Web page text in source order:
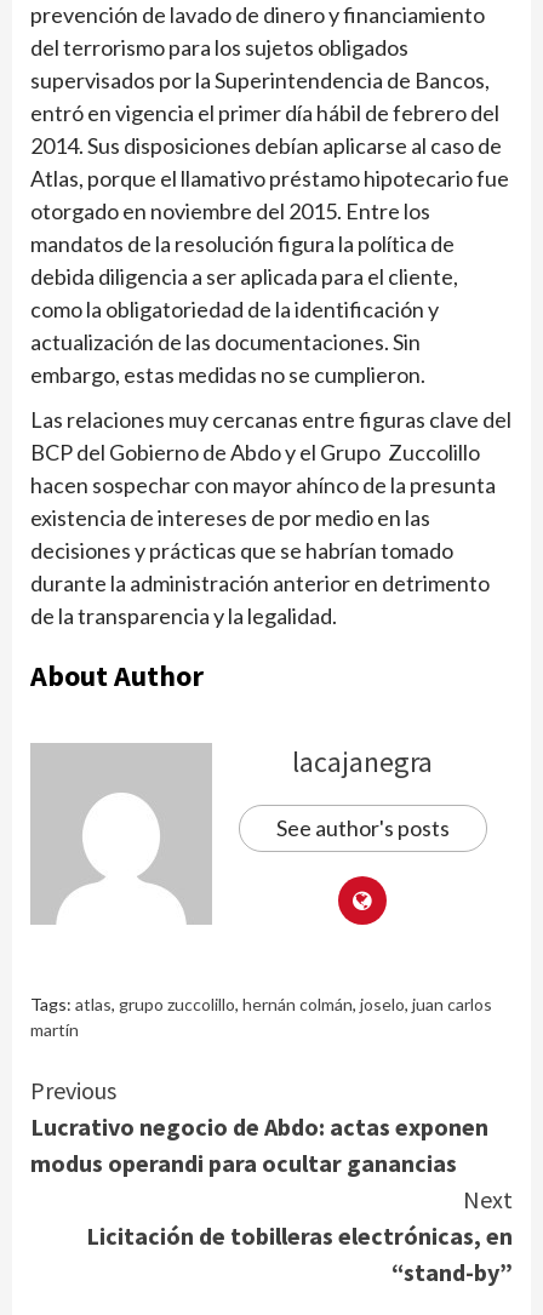
prevención de lavado de dinero y finan­ciamiento
del terrorismo para los sujetos obligados
supervisados por la Superintendencia de Bancos,
entró en vigencia el primer día hábil de febrero del
2014. Sus disposi­ciones debían aplicarse al caso de
Atlas, porque el llamativo préstamo hipotecario fue
otorgado en noviembre del 2015. Entre los
mandatos de la reso­lución figura la política de
debida diligencia a ser apli­cada para el cliente,
como la obligatoriedad de la identifi­cación y
actualización de las documentaciones. Sin
embargo, estas medidas no se cumplieron.
Las relaciones muy cercanas entre figuras clave del
BCP del Gobierno de Abdo y el Grupo Zuccolillo
hacen sospechar con mayor ahínco de la presunta
existencia de intereses de por medio en las
decisiones y prácticas que se habrían tomado
durante la administración anterior en detrimento
de la transparencia y la legalidad.
About Author
lacajanegra
See author's posts
Tags: atlas, grupo zuccolillo, hernán colmán, joselo, juan carlos
martín
Continue
Reading
Previous
Lucrativo negocio de Abdo: actas exponen
modus operandi para ocultar ganancias
Next
Licitación de tobilleras electrónicas, en
“stand-by”